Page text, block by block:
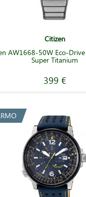
Citizen
AW1668-50W Eco-
Super Titanium
399 €